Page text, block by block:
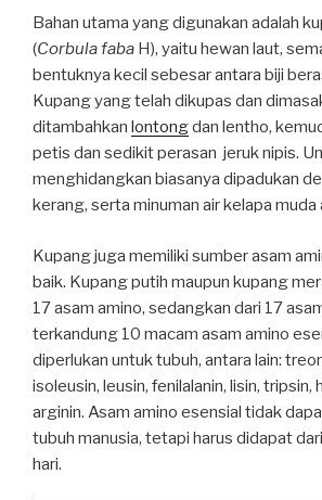
Bahan utama yang digunakan adalah
(Corbula faba H), yaitu hewan laut,
bentuknya kecil sebesar antara biji
Kupang yang telah dikupas dan
ditambahkan lontongdan lentho,
petis dan sedikit perasan jeruk nipis.
menghidangkan biasanya dipadukan
kerang, serta minuman air kelapa muda
Kupang juga memiliki sumber asam
baik. Kupang putih maupun kupang
17 asam amino, sedangkan dari 17
terkandung 10 macam asam amino
diperlukan untuk tubuh, antara lain:
isoleusin, leusin, fenilalanin, lisin, tripsin,
arginin. Asam amino esensial tidak
tubuh manusia, tetapi harus didapat
hari.